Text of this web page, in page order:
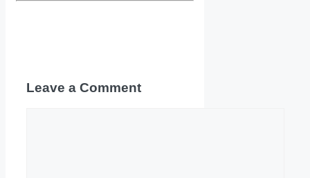
Leave a Comment